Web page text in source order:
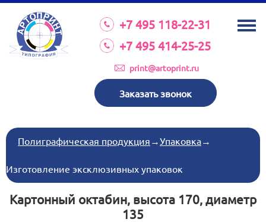
+7 495 118-22-31
+7 495 414-25-25
print@artoprint.ru
Заказать звонок
О КОМПАНИИ
УСЛУГИ
КАТАЛОГ
ТРЕБОВАНИЯ К МАКЕТАМ
НОВОСТИ
КОНТАКТЫ
Полиграфическая продукция →Упаковка→
Изготовление эксклюзивных упаковок
Картонный октабин, высота 170, диаметр
135